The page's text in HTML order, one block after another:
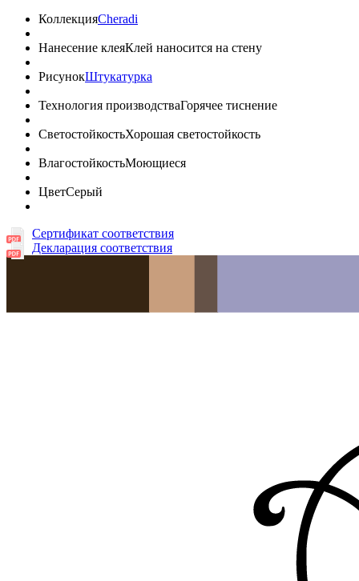
КоллекцияCheradi
Нанесение клеяКлей наносится на стену
РисунокШтукатурка
Технология производстваГорячее тиснение
СветостойкостьХорошая светостойкость
ВлагостойкостьМоющиеся
ЦветСерый
Сертификат соответствия
Декларация соответствия